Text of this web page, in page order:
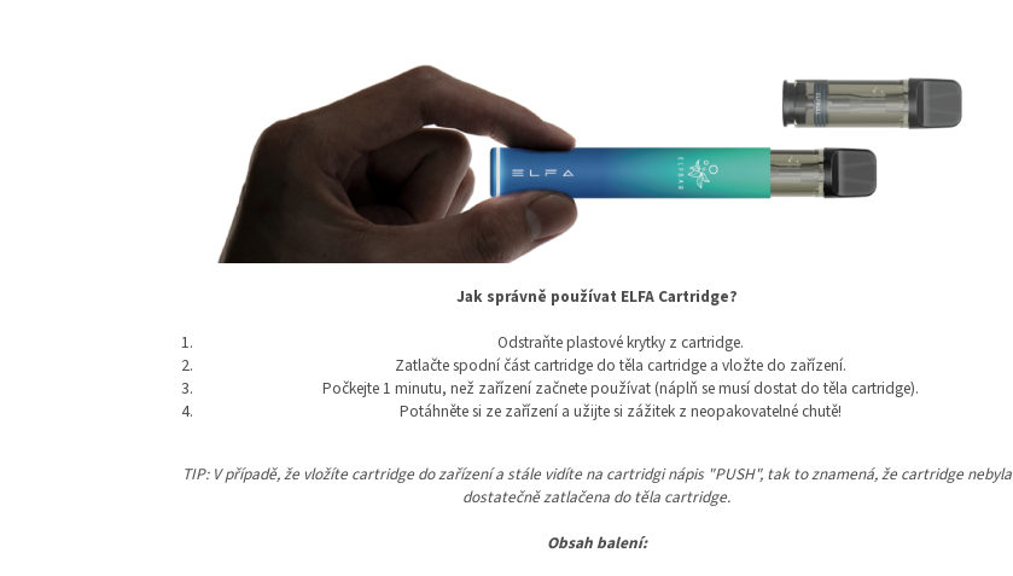
Jak správně používat ELFA Cartridge?
Odstraňte plastové krytky z cartridge.
Zatlačte spodní část cartridge do těla cartridge a vložte do zařízení.
Počkejte 1 minutu, než zařízení začnete používat (náplň se musí dostat do těla cartridge).
Potáhněte si ze zařízení a užijte si zážitek z neopakovatelné chutě!
TIP: V případě, že vložíte cartridge do zařízení a stále vidíte na cartridgi nápis "PUSH", tak to znamená, že cartridge nebyla
dostatečně zatlačena do těla cartridge.
Obsah balení: